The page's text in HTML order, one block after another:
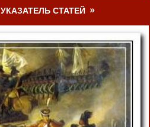
УКАЗАТЕЛЬ СТАТЕЙ